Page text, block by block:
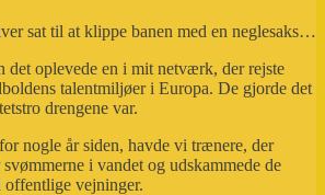
sat til at klippe banen med en neglesaks…
det oplevede en i mit netværk, der rejste
talentmiljøer i Europa. De gjorde det
drengene var.
nogle år siden, havde vi trænere, der
i vandet og udskammede de
offentlige vejninger.